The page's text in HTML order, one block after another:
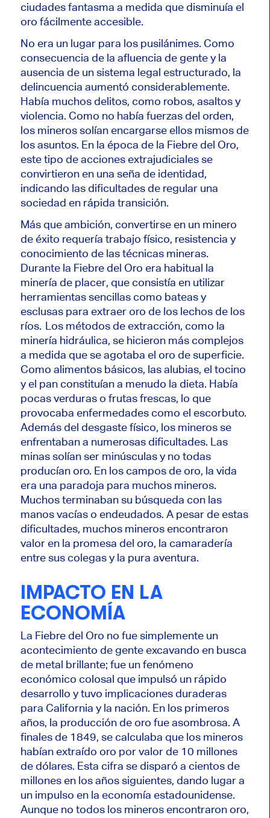
ciudades fantasma a medida que disminuía el
oro fácilmente accesible.
No era un lugar para los pusilánimes. Como
consecuencia de la afluencia de gente y la
ausencia de un sistema legal estructurado, la
delincuencia aumentó considerablemente.
Había muchos delitos, como robos, asaltos y
violencia. Como no había fuerzas del orden,
los mineros solían encargarse ellos mismos de
los asuntos. En la época de la Fiebre del Oro,
este tipo de acciones extrajudiciales se
convirtieron en una seña de identidad,
indicando las dificultades de regular una
sociedad en rápida transición.
Más que ambición, convertirse en un minero
de éxito requería trabajo físico, resistencia y
conocimiento de las técnicas mineras.
Durante la Fiebre del Oro era habitual la
minería de placer, que consistía en utilizar
herramientas sencillas como bateas y
esclusas para extraer oro de los lechos de los
ríos. Los métodos de extracción, como la
minería hidráulica, se hicieron más complejos
a medida que se agotaba el oro de superficie.
Como alimentos básicos, las alubias, el tocino
y el pan constituían a menudo la dieta. Había
pocas verduras o frutas frescas, lo que
provocaba enfermedades como el escorbuto.
Además del desgaste físico, los mineros se
enfrentaban a numerosas dificultades. Las
minas solían ser minúsculas y no todas
producían oro. En los campos de oro, la vida
era una paradoja para muchos mineros.
Muchos terminaban su búsqueda con las
manos vacías o endeudados. A pesar de estas
dificultades, muchos mineros encontraron
valor en la promesa del oro, la camaradería
entre sus colegas y la pura aventura.
IMPACTO EN LA
ECONOMÍA
La Fiebre del Oro no fue simplemente un
acontecimiento de gente excavando en busca
de metal brillante; fue un fenómeno
económico colosal que impulsó un rápido
desarrollo y tuvo implicaciones duraderas
para California y la nación. En los primeros
años, la producción de oro fue asombrosa. A
finales de 1849, se calculaba que los mineros
habían extraído oro por valor de 10 millones
de dólares. Esta cifra se disparó a cientos de
millones en los años siguientes, dando lugar a
un impulso en la economía estadounidense.
Aunque no todos los mineros encontraron oro,